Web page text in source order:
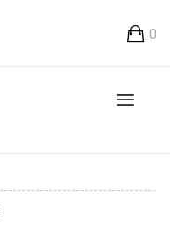
0